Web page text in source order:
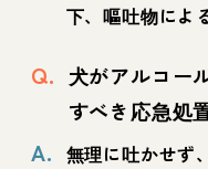
下、嘔吐物によ
Q. 犬がアルコー
すべき応急処
A. 無理に吐かせず